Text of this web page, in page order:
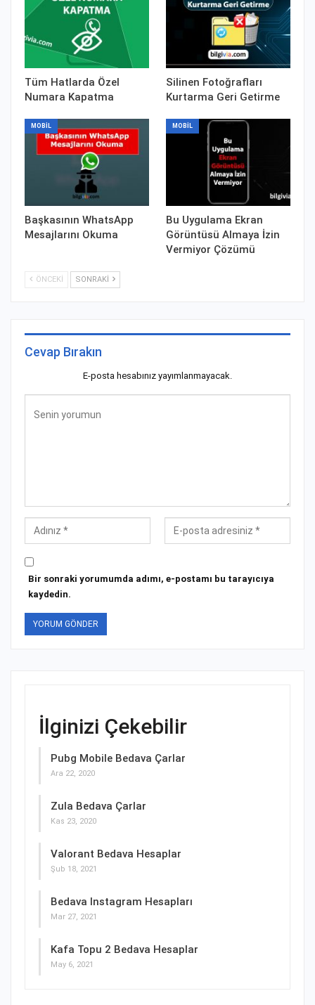
Tüm Hatlarda Özel
Numara Kapatma
Silinen Fotoğrafları
Kurtarma Geri Getirme
MOBIL
Başkasının WhatsApp
Mesajlarını Okuma
MOBIL
Bu Uygulama Ekran
Görüntüsü Almaya İzin
Vermiyor Çözümü
ÖNCEKI SONRAKI
Cevap Bırakın
E-posta hesabınız yayımlanmayacak.
Bir sonraki yorumumda adımı, e-postamı bu tarayıcıya
kaydedin.
İlginizi Çekebilir
Pubg Mobile Bedava Çarlar
Ara 22, 2020
Zula Bedava Çarlar
Kas 23, 2020
Valorant Bedava Hesaplar
Şub 18, 2021
Bedava Instagram Hesapları
Mar 27, 2021
Kafa Topu 2 Bedava Hesaplar
May 6, 2021